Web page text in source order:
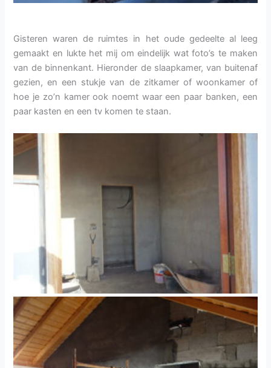
Gisteren waren de ruimtes in het oude gedeelte al leeg
gemaakt en lukte het mij om eindelijk wat foto’s te maken
van de binnenkant. Hieronder de slaapkamer, van buitenaf
gezien, en een stukje van de zitkamer of woonkamer of
hoe je zo’n kamer ook noemt waar een paar banken, een
paar kasten en een tv komen te staan.